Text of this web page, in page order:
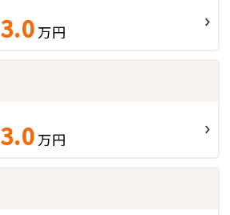
3.0 万円
3.0 万円